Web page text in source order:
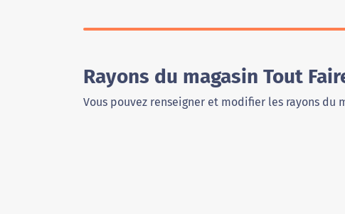
Rayons du magasin Tout
Vous pouvez renseigner et modifier les rayons du